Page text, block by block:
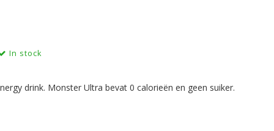
In stock
drink. Monster Ultra bevat 0 calorieën en geen suiker.